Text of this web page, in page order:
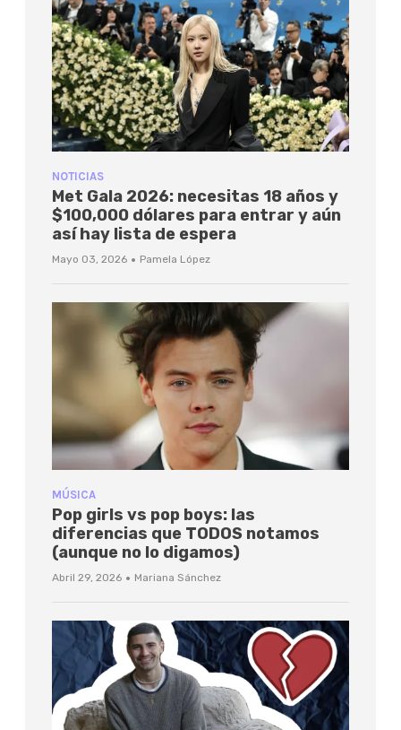
NOTICIAS
Met Gala 2026: necesitas 18 años y
$100,000 dólares para entrar y aún
así hay lista de espera
Mayo 03, 2026 · Pamela López
MÚSICA
Pop girls vs pop boys: las
diferencias que TODOS notamos
(aunque no lo digamos)
Abril 29, 2026 · Mariana Sánchez